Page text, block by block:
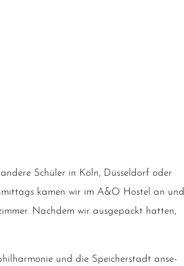
Schü­ler in Köln, Düs­sel­dorf oder
kamen wir im A&O Hos­tel an und
Nach­dem wir aus­ge­packt hat­ten,
und die Spei­cher­stadt anse­